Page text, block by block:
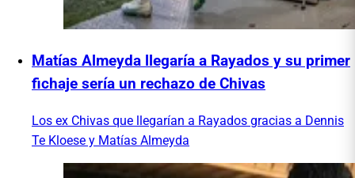
Matías Almeyda llegaría a Rayados y su primer
fichaje sería un rechazo de Chivas
Los ex Chivas que llegarían a Rayados gracias a Dennis
Te Kloese y Matías Almeyda